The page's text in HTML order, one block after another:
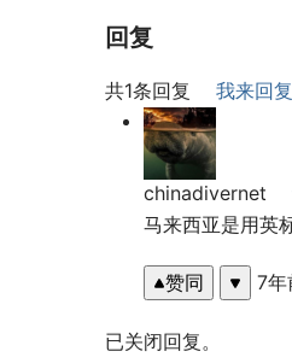
回复
共1条回复 我来回复
chinadivernet
马来西亚是用英
赞同 7年
已关闭回复。